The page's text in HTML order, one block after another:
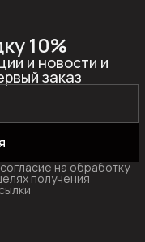
10%
и новости и
заказ
на обработку
получения